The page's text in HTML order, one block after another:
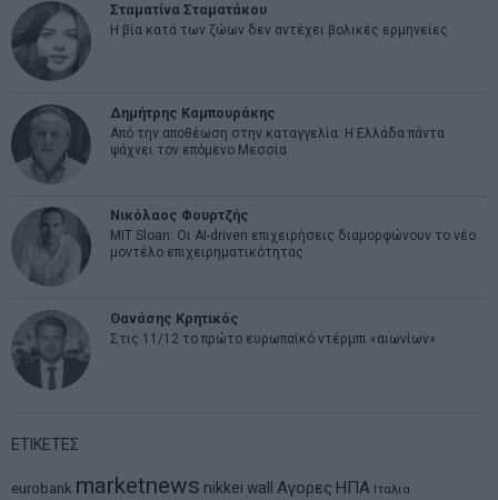
Σταματίνα Σταματάκου
Η βία κατά των ζώων δεν αντέχει βολικές ερμηνείες
Δημήτρης Καμπουράκης
Από την αποθέωση στην καταγγελία: Η Ελλάδα πάντα
ψάχνει τον επόμενο Μεσσία
Νικόλαος Φουρτζής
MIT Sloan: Οι AI-driven επιχειρήσεις διαμορφώνουν το νέο
μοντέλο επιχειρηματικότητας
Θανάσης Κρητικός
Στις 11/12 το πρώτο ευρωπαϊκό ντέρμπι «αιωνίων»
ΕΤΙΚΕΤΕΣ
eurobank marketnews nikkei wall Αγορες ΗΠΑ Ιταλια